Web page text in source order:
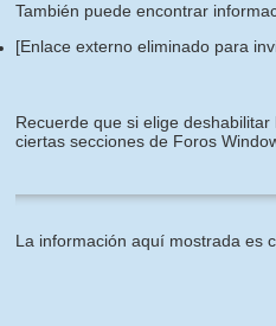
También puede encontrar
[Enlace externo eliminado para
Recuerde que si elige
ciertas secciones de Foros
La información aquí mostrada es